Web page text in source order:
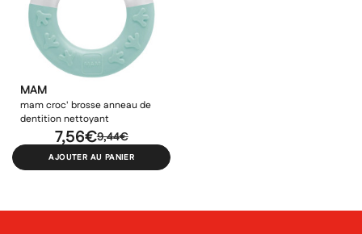
MAM
mam croc' brosse anneau de
dentition nettoyant
9,44€
7,56€
AJOUTER AU PANIER
((modalTitle)) ×
×